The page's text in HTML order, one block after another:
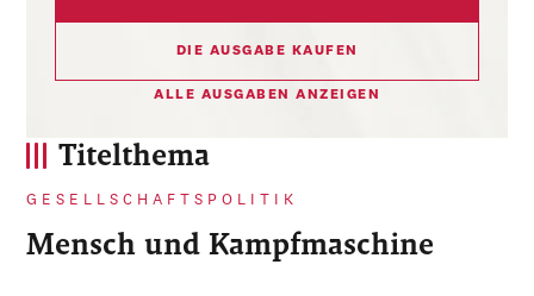
Titelthema
GESELLSCHAFTSPOLITIK
Mensch und Kampfmaschine
DIE AUSGABE KAUFEN
ALLE AUSGABEN ANZEIGEN